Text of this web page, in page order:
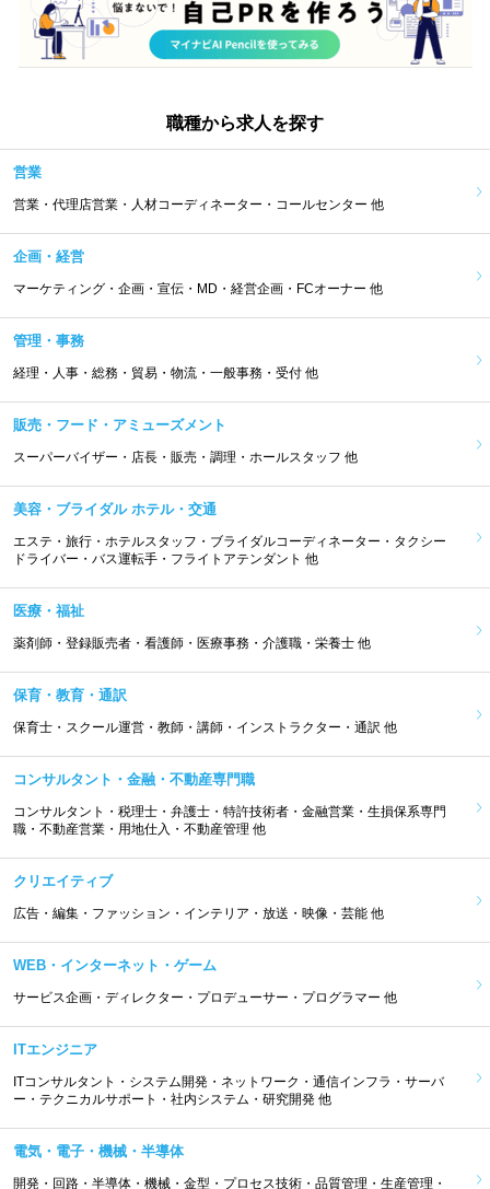
職種から求人を探す
営業
営業・代理店営業・人材コーディネーター・コールセンター 他
企画・経営
マーケティング・企画・宣伝・MD・経営企画・FCオーナー 他
管理・事務
経理・人事・総務・貿易・物流・一般事務・受付 他
販売・フード・アミューズメント
スーパーバイザー・店長・販売・調理・ホールスタッフ 他
美容・ブライダル ホテル・交通
エステ・旅行・ホテルスタッフ・ブライダルコーディネーター・タクシー
ドライバー・バス運転手・フライトアテンダント 他
医療・福祉
薬剤師・登録販売者・看護師・医療事務・介護職・栄養士 他
保育・教育・通訳
保育士・スクール運営・教師・講師・インストラクター・通訳 他
コンサルタント・金融・不動産専門職
コンサルタント・税理士・弁護士・特許技術者・金融営業・生損保系専門
職・不動産営業・用地仕入・不動産管理 他
クリエイティブ
広告・編集・ファッション・インテリア・放送・映像・芸能 他
WEB・インターネット・ゲーム
サービス企画・ディレクター・プロデューサー・プログラマー 他
ITエンジニア
ITコンサルタント・システム開発・ネットワーク・通信インフラ・サーバ
ー・テクニカルサポート・社内システム・研究開発 他
電気・電子・機械・半導体
開発・回路・半導体・機械・金型・プロセス技術・品質管理・生産管理・